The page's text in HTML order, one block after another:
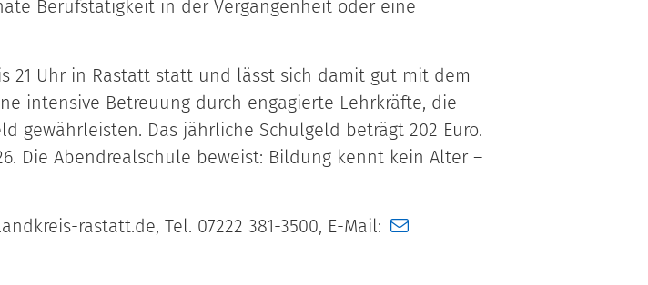
Berufstätigkeit in der Vergangenheit oder eine
21 Uhr in Rastatt statt und lässt sich damit gut mit dem
intensive Betreuung durch engagierte Lehrkräfte, die
gewährleisten. Das jährliche Schulgeld beträgt 202 Euro.
Die Abendrealschule beweist: Bildung kennt kein Alter –
rastatt.de, Tel. 07222 381-3500, E-Mail: